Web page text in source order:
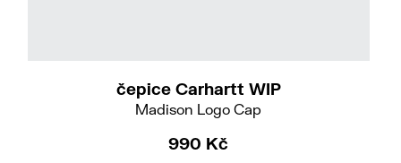
čepice Carhartt WIP
Madison Logo Cap
990 Kč